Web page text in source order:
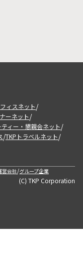
ィスネット/
ーネット/
ィー・懇親会ネット/
/TKPトラベルネット/
営会社/グループ企業
(C) TKP Corporation